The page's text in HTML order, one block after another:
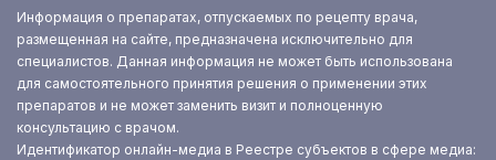
Информация о препаратах, отпускаемых по рецепту врача,
размещенная на сайте, предназначена исключительно для
специалистов. Данная информация не может быть использована
для самостоятельного принятия решения о применении этих
препаратов и не может заменить визит и полноценную
консультацию с врачом.
Идентификатор онлайн-медиа в Реестре субъектов в сфере медиа: